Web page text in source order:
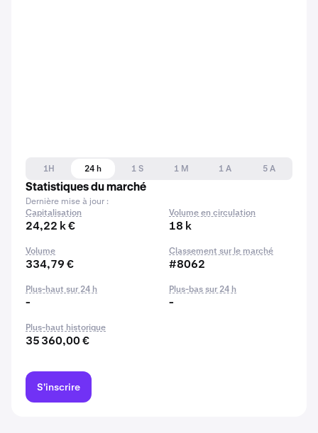
1H 24 h 1 S 1 M 1 A
5 A
Statistiques du marché
Dernière mise à jour :
Capitalisation
24,22 k €
Volume en circulation
18 k
Volume
334,79 €
Classement sur le marché
#8062
Plus-haut sur 24 h
-
Plus-bas sur 24 h
-
Plus-haut historique
35 360,00 €
S'inscrire